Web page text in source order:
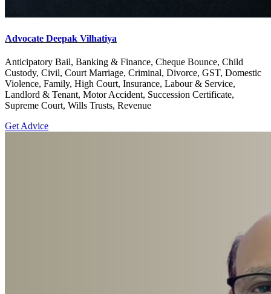
Advocate Deepak Vilhatiya
Anticipatory Bail, Banking & Finance, Cheque Bounce, Child
Custody, Civil, Court Marriage, Criminal, Divorce, GST, Domestic
Violence, Family, High Court, Insurance, Labour & Service,
Landlord & Tenant, Motor Accident, Succession Certificate,
Supreme Court, Wills Trusts, Revenue
Get Advice